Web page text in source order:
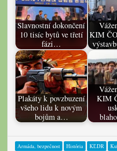
Slavnostní dokončení
10 tisíc bytů ve třetí
fázi…
KIM
Plakáty k povzbuzení
všeho lidu k novým
bojům a…
KIM
Armáda, bezpečnost História KĽDR